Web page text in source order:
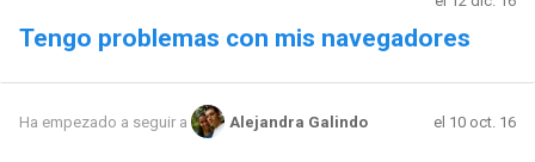
Tengo problemas con mis navegadores
Ha empezado a seguir a Alejandra Galindo el 10 oct. 16